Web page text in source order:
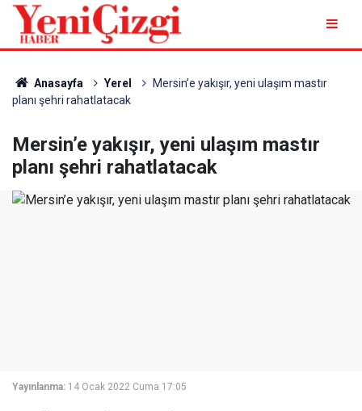
Anasayfa Yerel
Mersin’e yakışır, yeni ulaşım mastır
planı şehri rahatlatacak
Mersin’e yakışır, yeni ulaşım mastır
planı şehri rahatlatacak
Yayınlanma: 14 Ocak 2022 Cuma 17:05